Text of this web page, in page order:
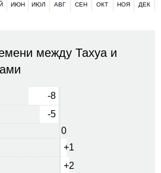
ИЮН ИЮЛ АВГ СЕН ОКТ НОЯ ДЕК
между Тахуа и
-8
-5
0
+1
+2